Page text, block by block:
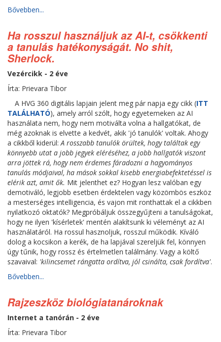
Bővebben...
Ha rosszul használjuk az AI-t, csökkenti
a tanulás hatékonyságát. No shit,
Sherlock.
Vezércikk - 2 éve
Írta: Prievara Tibor
A HVG 360 digitális lapjain jelent meg pár napja egy cikk (ITT
TALÁLHATÓ), amely arról szólt, hogy egyetemeken az AI
használata nem, hogy nem motiválta volna a hallgatókat, de
még azoknak is elvette a kedvét, akik 'jó tanulók' voltak. Ahogy
a cikkből kiderül:A rosszabb tanulók örültek, hogy találtak egy
könnyebb utat a jobb jegyek eléréséhez, a jobb hallgatók viszont
arra jöttek rá, hogy nem érdemes fáradozni a hagyományos
tanulás módjaival, ha mások sokkal kisebb energiabefektetéssel is
elérik azt, amit ők. Mit jelenthet ez? Hogyan lesz valóban egy
demotiváló, legjobb esetben érdektelen vagy közömbös eszköz
a mesterséges intelligencia, és vajon mit ronthattak el a cikkben
nyilatkozó oktatók? Megpróbáljuk összegyűjteni a tanulságokat,
hogy ne ilyen 'kísérletek' mentén alakítsunk ki véleményt az AI
használatáról. Ha rossul hasznoljuk, rosszul működik. Kíváló
dolog a kocsikon a kerék, de ha lapjával szereljük fel, könnyen
úgy tűnik, hogy rossz és értelmetlen találmány. Vagy a költő
szavaival: 'kilincsemet rángatta ordítva, jól csinálta, csak fordítva'.
Bővebben...
Rajzeszköz biológiatanároknak
Internet a tanórán - 2 éve
Írta: Prievara Tibor